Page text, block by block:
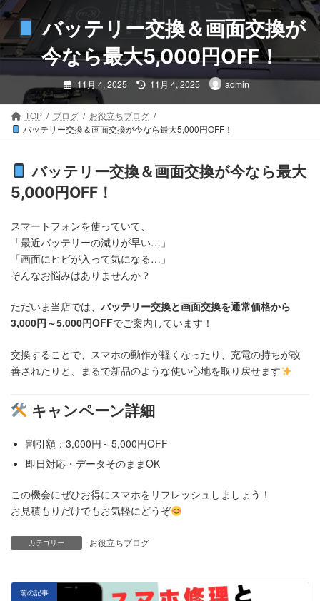
コ
ン
テ
ン
ナ
ビ
ゲ
ー
バッテリー交換＆画面交換が
今なら最大5,000円OFF！
11月 4, 2025 最
終
新
日
時
:
11月 4, 2025 admin
TOP ブログ
お役立ちブログ
バッテリー交換＆画面交換が今なら最大5,000円OFF！
バッテリー交換＆画面交換が今なら最大
5,000円OFF！
スマートフォンを使っていて、
「最近バッテリーの減りが早い…」
「画面にヒビが入って気になる…」
そんなお悩みはありませんか？
ただいま当店では、 バッテリー交換と画面交換を通常価格から
3,000円～5,000円OFFでご案内しています！
交換することで、スマホの動作が軽くなったり、充電の持ちが改
善されたりと、まるで新品のような使い心地を取り戻せます
キャンペーン詳細
割引額：3,000円～5,000円OFF
即日対応・データそのままOK
この機会にぜひお得にスマホをリフレッシュしましょう！
お見積もりだけでもお気軽にどうぞ
カテゴリー お役立ちブログ
前の記事